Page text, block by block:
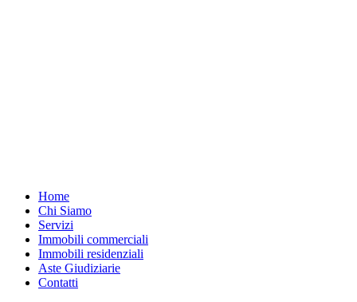
Home
Chi Siamo
Servizi
Immobili commerciali
Immobili residenziali
Aste Giudiziarie
Contatti